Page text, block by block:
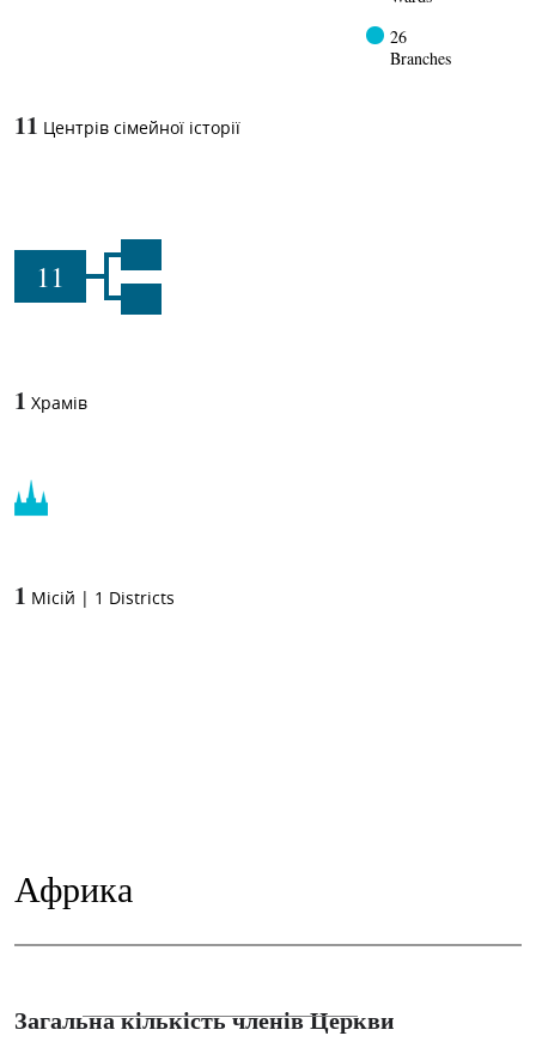
26
Branches
11 Центрів сімейної історії
11
1 Храмів
1 Місій | 1 Districts
Африка
Загальна кількість членів Церкви